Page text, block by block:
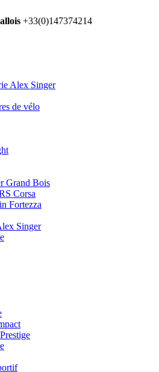
+33(0)147374214
Alex Singer
de vélo
Grand Bois
Corsa
Fortezza
Singer